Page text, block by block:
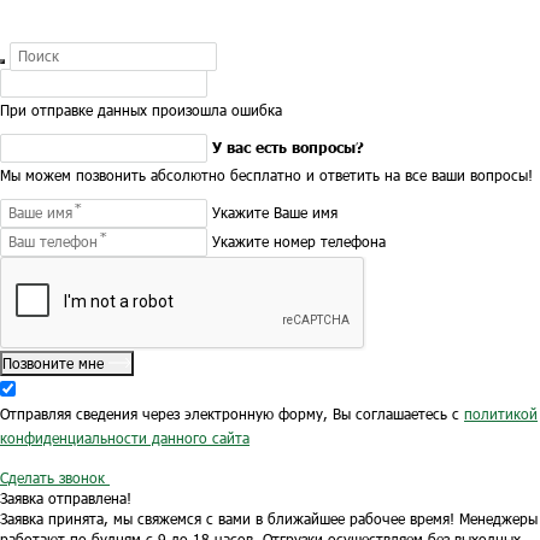
При отправке данных произошла ошибка
У вас есть вопросы?
Мы можем позвонить абсолютно бесплатно и ответить на все ваши вопросы!
Укажите Ваше имя
Укажите номер телефона
Позвоните мне
Отправляя сведения через электронную форму, Вы соглашаетесь с политикой
конфиденциальности данного сайта
Сделать звонок
Заявка отправлена!
Заявка принята, мы свяжемся с вами в ближайшее рабочее время! Менеджеры